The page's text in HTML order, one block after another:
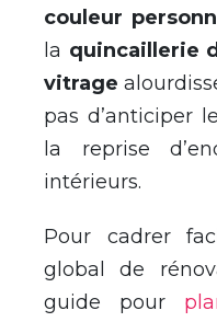
couleur
la quincaillerie
vitrage
pas d’anticiper
la reprise
intérieurs.
Pour cadrer
global de
guide pour